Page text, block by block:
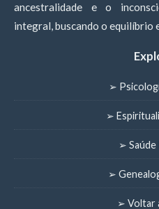
ancestralidade e o
integral, buscando o equilíbrio
➢
➢
➢
➢
➢ Voltar